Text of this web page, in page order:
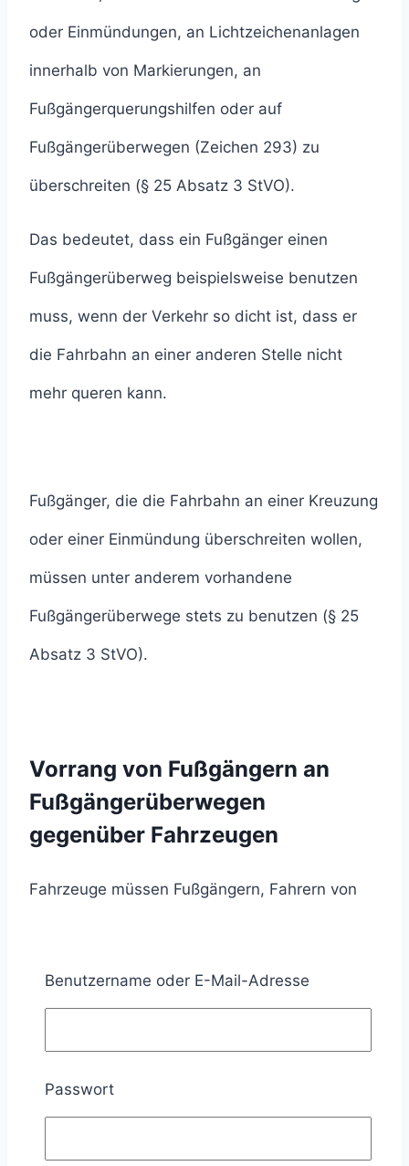
oder Einmündungen, an Lichtzeichenanlagen
innerhalb von Markierungen, an
Fußgängerquerungshilfen oder auf
Fußgängerüberwegen (Zeichen 293) zu
überschreiten (§ 25 Absatz 3 StVO).
Das bedeutet, dass ein Fußgänger einen
Fußgängerüberweg beispielsweise benutzen
muss, wenn der Verkehr so dicht ist, dass er
die Fahrbahn an einer anderen Stelle nicht
mehr queren kann.
Fußgänger, die die Fahrbahn an einer Kreuzung
oder einer Einmündung überschreiten wollen,
müssen unter anderem vorhandene
Fußgängerüberwege stets zu benutzen (§ 25
Absatz 3 StVO).
Vorrang von Fußgängern an
Fußgängerüberwegen
gegenüber Fahrzeugen
Fahrzeuge müssen Fußgängern, Fahrern von
Fahrbahn zu ermöglichen, wenn diese den
(§ 26 Absatz 1 StVO).
Benutzername oder E-Mail-Adresse
Passwort